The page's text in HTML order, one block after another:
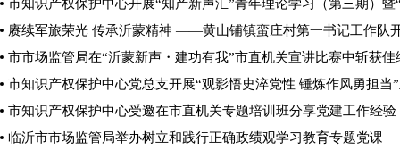
市知识产权保护中心开展“知产新声汇”青年理论学习（第三期）暨“阅读悦享·知产书香
赓续军旅荣光 传承沂蒙精神 ——黄山铺镇蛮庄村第一书记工作队开展庆“八一”
市市场监管局在“沂蒙新声・建功有我”市直机关宣讲比赛中斩获佳
市知识产权保护中心党总支开展“观影悟史淬党性 锤炼作风勇担当”主
市知识产权保护中心受邀在市直机关专题培训班分享党建工作经验
临沂市市场监管局举办树立和践行正确政绩观学习教育专题党课